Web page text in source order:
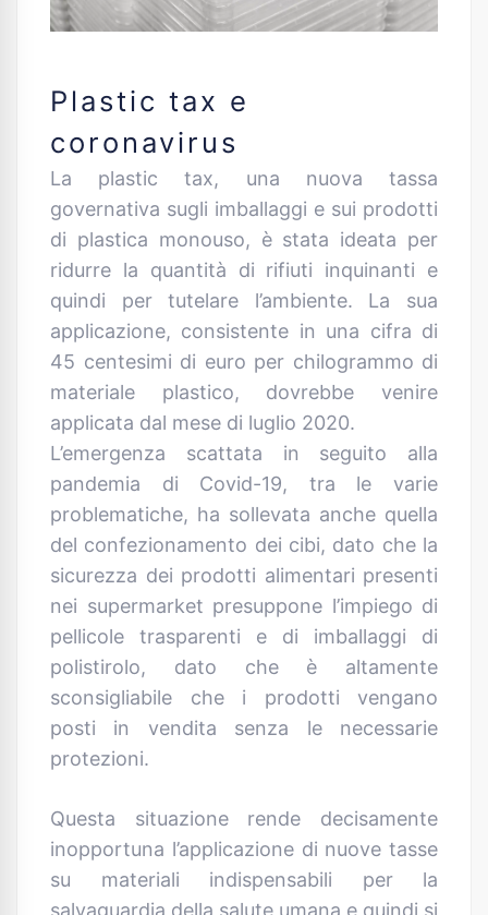
Plastic tax e
coronavirus
La plastic tax, una nuova tassa
governativa sugli imballaggi e sui prodotti
di plastica monouso, è stata ideata per
ridurre la quantità di rifiuti inquinanti e
quindi per tutelare l’ambiente. La sua
applicazione, consistente in una cifra di
45 centesimi di euro per chilogrammo di
materiale plastico, dovrebbe venire
applicata dal mese di luglio 2020.
L’emergenza scattata in seguito alla
pandemia di Covid-19, tra le varie
problematiche, ha sollevata anche quella
del confezionamento dei cibi, dato che la
sicurezza dei prodotti alimentari presenti
nei supermarket presuppone l’impiego di
pellicole trasparenti e di imballaggi di
polistirolo, dato che è altamente
sconsigliabile che i prodotti vengano
posti in vendita senza le necessarie
protezioni.
Questa situazione rende decisamente
inopportuna l’applicazione di nuove tasse
su materiali indispensabili per la